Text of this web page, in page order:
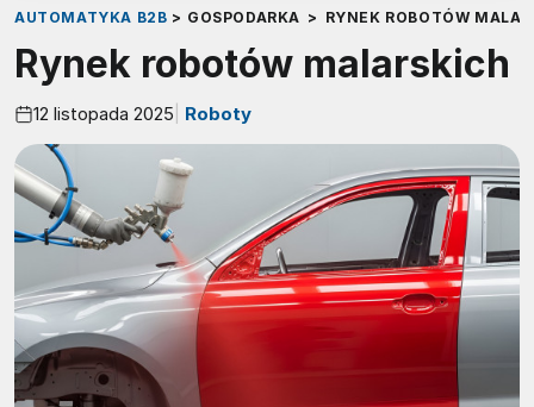
AUTOMATYKA B2B > GOSPODARKA > RYNEK ROBOTÓW
Rynek robotów malarskich
12 listopada 2025 Roboty